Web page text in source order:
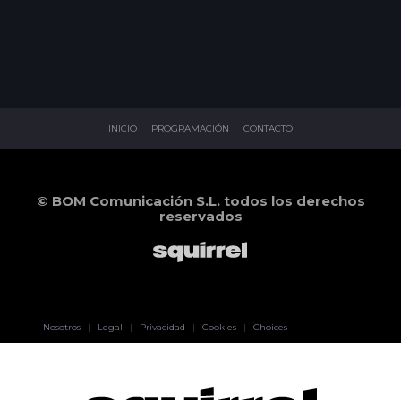
INICIO PROGRAMACIÓN CONTACTO
© BOM Comunicación S.L. todos los derechos
reservados
Nosotros | Legal | Privacidad | Cookies | Choices